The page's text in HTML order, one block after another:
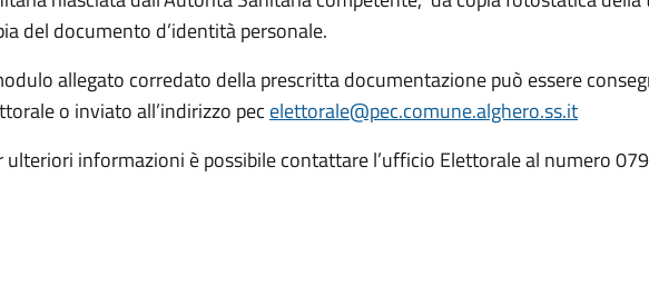
del documento d’identità personale.
allegato corredato della prescritta documentazione può essere
o inviato all’indirizzo pec elettorale@pec.comune.alghero.ss.it
ulteriori informazioni è possibile contattare l’ufficio Elettorale al numero